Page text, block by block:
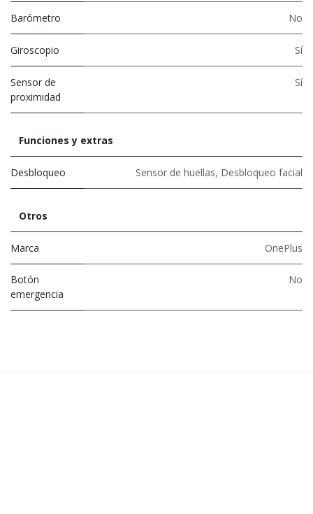
Barómetro No
Giroscopio Sí
Sensor de
proximidad
Sí
Funciones y extras
Desbloqueo Sensor de huellas, Desbloqueo facial
Otros
Marca OnePlus
Botón
emergencia
No